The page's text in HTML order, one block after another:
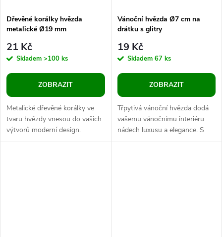
Dřevěné korálky hvězda
metalické Ø19 mm
21 Kč
Skladem >100 ks
ZOBRAZIT
Metalické dřevěné korálky ve
tvaru hvězdy vnesou do vašich
výtvorů moderní design.
Můžete je navlékat na silon
Vánoční hvězda Ø7 cm na
drátku s glitry
19 Kč
Skladem 67 ks
ZOBRAZIT
Třpytivá vánoční hvězda dodá
vašemu vánočnímu interiéru
nádech luxusu a elegance. S
pomocí zářivých glitrů oživí